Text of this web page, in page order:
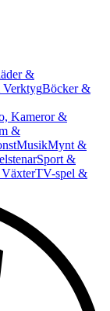
&
Böcker &
Kameror &
&
MusikMynt &
Sport &
TV-spel &